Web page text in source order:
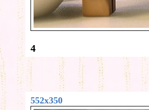
4
552x350